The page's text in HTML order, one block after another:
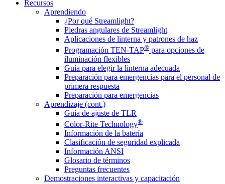
Recursos
Aprendiendo
¿Por qué Streamlight?
Piedras angulares de Streamlight
Aplicaciones de linterna y patrones de haz
Programación TEN-TAP® para opciones de
iluminación flexibles
Guía para elegir la linterna adecuada
Preparación para emergencias para el personal de
primera respuesta
Preparación para emergencias
Aprendizaje (cont.)
Guía de ajuste de TLR
Color-Rite Technology®
Información de la batería
Clasificación de seguridad explicada
Información ANSI
Glosario de términos
Preguntas frecuentes
Demostraciones interactivas y capacitación